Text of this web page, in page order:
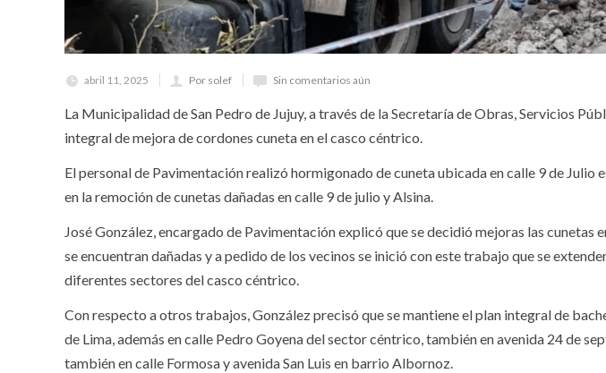
abril 11, 2025 Por solef Sin comentarios aún
La Municipalidad de San Pedro de Jujuy, a través de la Secretaría de Obras, Servicios
integral de mejora de cordones cuneta en el casco céntrico.
El personal de Pavimentación realizó hormigonado de cuneta ubicada en calle 9 de Julio
en la remoción de cunetas dañadas en calle 9 de julio y Alsina.
José González, encargado de Pavimentación explicó que se decidió mejoras las cunetas
se encuentran dañadas y a pedido de los vecinos se inició con este trabajo que se
diferentes sectores del casco céntrico.
Con respecto a otros trabajos, González precisó que se mantiene el plan integral de
de Lima, además en calle Pedro Goyena del sector céntrico, también en avenida 24 de
también en calle Formosa y avenida San Luis en barrio Albornoz.